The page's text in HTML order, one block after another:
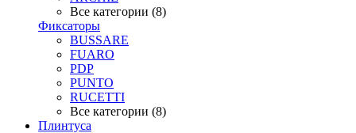
Все категории (8)
Фиксаторы
BUSSARE
FUARO
PDP
PUNTO
RUCETTI
Все категории (8)
Плинтуса